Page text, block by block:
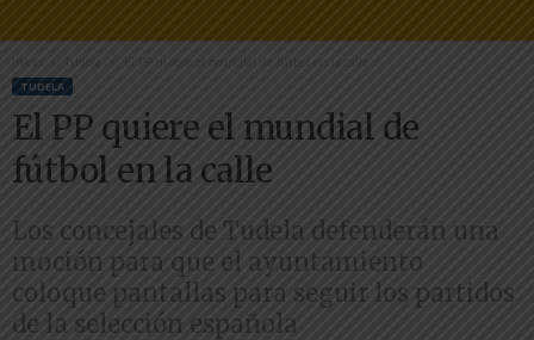
Inicio Tudela El PP quiere el mundial de fútbol en la calle
TUDELA
El PP quiere el mundial de
fútbol en la calle
Los concejales de Tudela defenderán una
moción para que el ayuntamiento
coloque pantallas para seguir los partidos
de la selección española